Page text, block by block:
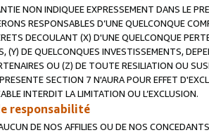
NON INDIQUEE EXPRESSEMENT DANS LE
RESPONSABLES D’UNE QUELCONQUE
DECOULANT (X) D'UNE QUELCONQUE
(Y) DE QUELCONQUES INVESTISSEMENTS,
OU (Z) DE TOUTE RESILIATION OU
SECTION 7 N'AURA POUR EFFET
INTERDIT LA LIMITATION OU L’EXCLUSION.
responsabilité
DE NOS AFFILIES OU DE NOS